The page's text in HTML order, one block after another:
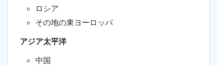
ロシア
その地の東ヨーロッパ
アジア太平洋
中国